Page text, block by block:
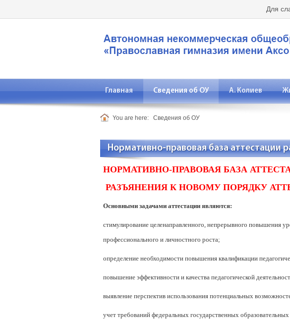
Для
Главная Сведения об ОУ А. Колиев
You are here: Сведения об ОУ
Нормативно-правовая база аттестации
НОРМАТИВНО-ПРАВОВАЯ БАЗА
РАЗЪЯНЕНИЯ К НОВОМУ ПОРЯДКУ
Основными задачами аттестации являются:
стимулирование целенаправленного, непрерывного повышения
профессионального и личностного роста;
определение необходимости повышения квалификации
повышение эффективности и качества педагогической
выявление перспектив использования потенциальных
учет требований федеральных государственных